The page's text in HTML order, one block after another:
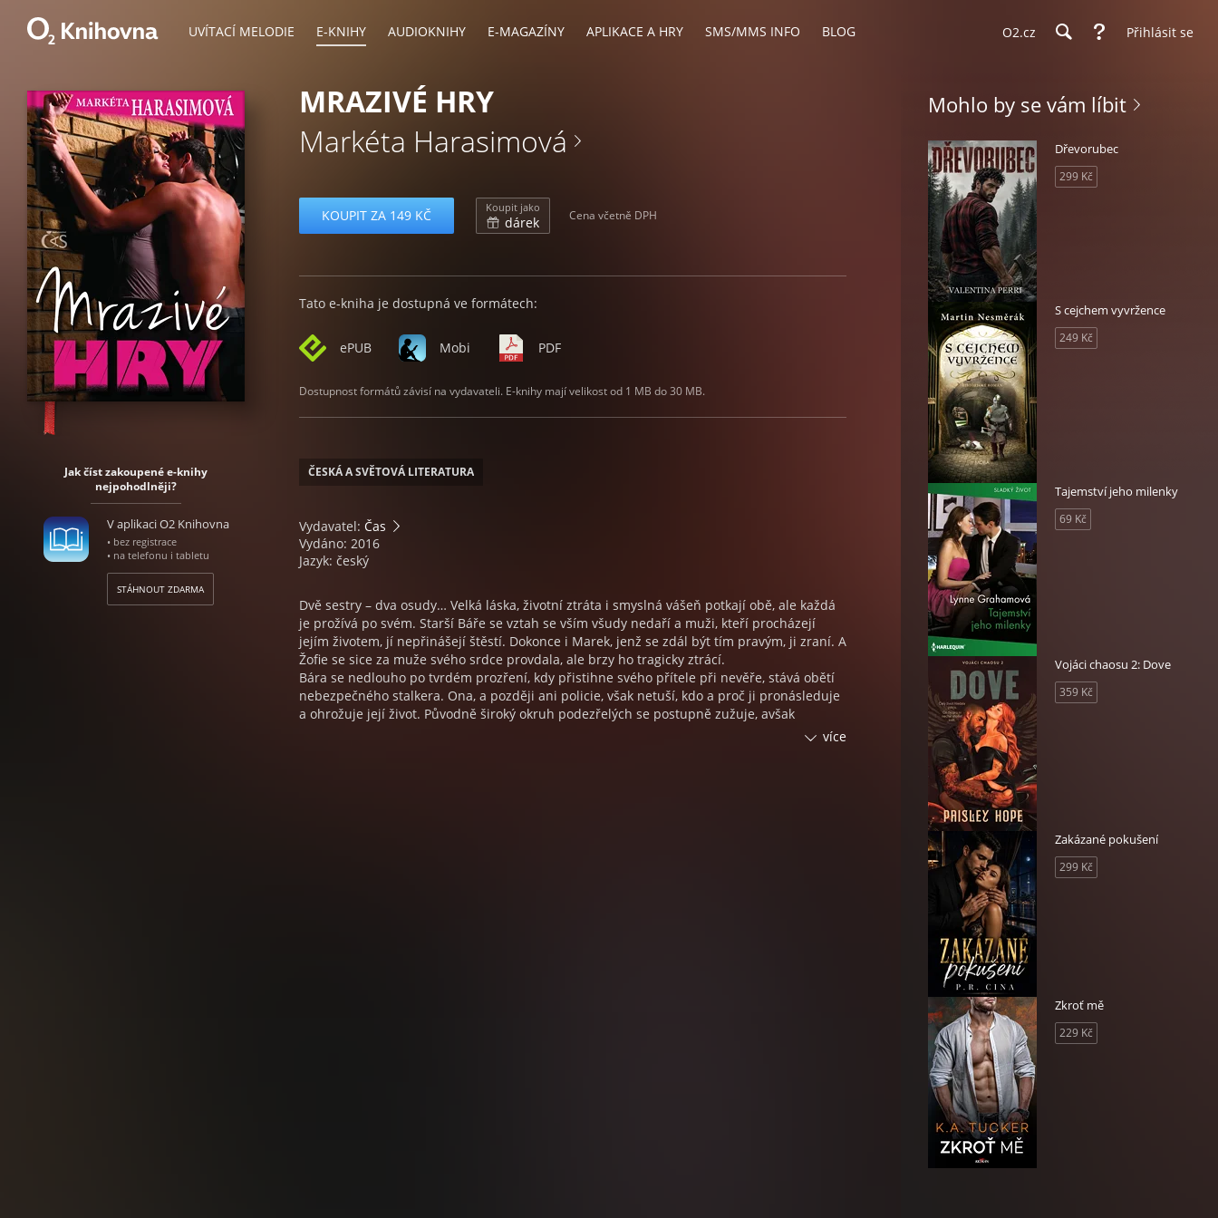
UVÍTACÍ MELODIE E-KNIHY AUDIOKNIHY E-MAGAZÍNY APLIKACE A HRY SMS/MMS INFO BLOG O2.cz Přihlásit se
Jak číst zakoupené e-knihy
nejpohodlněji?
V aplikaci O2 Knihovna
• bez registrace
• na telefonu i tabletu
STÁHNOUT ZDARMA
MRAZIVÉ HRY
Markéta Harasimová
KOUPIT ZA 149 KČ Koupit jako
dárek Cena včetně DPH
Tato e-kniha je dostupná ve formátech:
ePUB Mobi PDF
Dostupnost formátů závisí na vydavateli. E-knihy mají velikost od 1 MB do 30 MB.
ČESKÁ A SVĚTOVÁ LITERATURA
Vydavatel: Čas
Vydáno: 2016
Jazyk: český
Dvě sestry – dva osudy… Velká láska, životní ztráta i smyslná vášeň potkají obě, ale každá
je prožívá po svém. Starší Báře se vztah se vším všudy nedaří a muži, kteří procházejí
jejím životem, jí nepřinášejí štěstí. Dokonce i Marek, jenž se zdál být tím pravým, ji zraní. A
Žofie se sice za muže svého srdce provdala, ale brzy ho tragicky ztrácí.
Bára se nedlouho po tvrdém prozření, kdy přistihne svého přítele při nevěře, stává obětí
nebezpečného stalkera. Ona, a později ani policie, však netuší, kdo a proč ji pronásleduje
a ohrožuje její život. Původně široký okruh podezřelých se postupně zužuje, avšak
pachatel zůstává utajen. Lavina pohrůžek i útoků ji přinutí k úniku z vlastního domova… A
více
Mohlo by se vám líbit
Dřevorubec
299 Kč
S cejchem vyvržence
249 Kč
Tajemství jeho milenky
69 Kč
Vojáci chaosu 2: Dove
359 Kč
Zakázané pokušení
299 Kč
Zkroť mě
229 Kč